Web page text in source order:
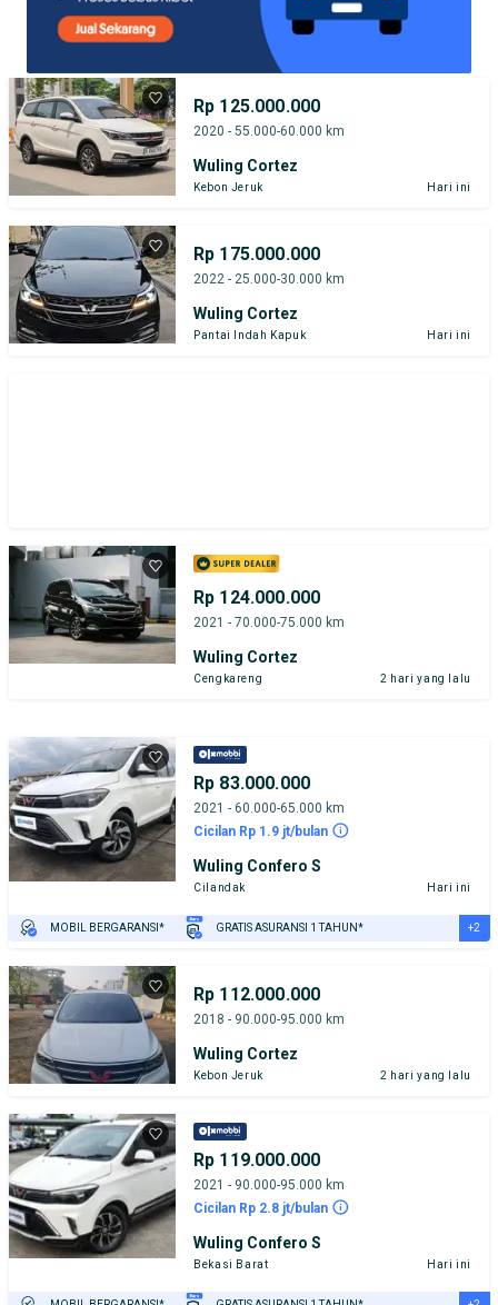
Rp 125.000.000
2020 - 55.000-60.000 km
Wuling Cortez
Kebon Jeruk Hari ini
Rp 175.000.000
2022 - 25.000-30.000 km
Wuling Cortez
Pantai Indah Kapuk Hari ini
Rp 124.000.000
2021 - 70.000-75.000 km
Wuling Cortez
Cengkareng 2 hari yang lalu
Rp 83.000.000
2021 - 60.000-65.000 km
Cicilan Rp 1.9 jt/bulan
Wuling Confero S
Cilandak Hari ini
MOBIL BERGARANSI* GRATIS ASURANSI 1 TAHUN* +2
Rp 112.000.000
2018 - 90.000-95.000 km
Wuling Cortez
Kebon Jeruk 2 hari yang lalu
Rp 119.000.000
2021 - 90.000-95.000 km
Cicilan Rp 2.8 jt/bulan
Wuling Confero S
Bekasi Barat Hari ini